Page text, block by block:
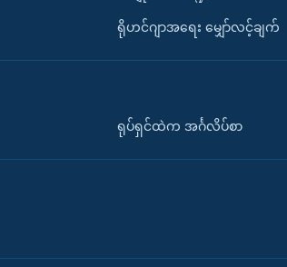
ရိုဟင်ဂျာအရေး မျှော်လင့်ချက်
ရုပ်ရှင်ထဲက အင်္ဂလိပ်စာ